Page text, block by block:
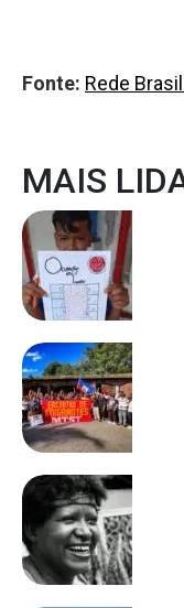
Fonte: Rede
MAIS